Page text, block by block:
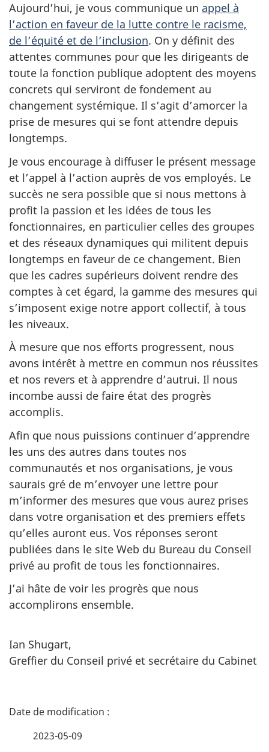
Aujourd’hui, je vous communique un appel à
l’action en faveur de la lutte contre le racisme,
de l’équité et de l’inclusion. On y définit des
attentes communes pour que les dirigeants de
toute la fonction publique adoptent des moyens
concrets qui serviront de fondement au
changement systémique. Il s’agit d’amorcer la
prise de mesures qui se font attendre depuis
longtemps.
Je vous encourage à diffuser le présent message
et l’appel à l’action auprès de vos employés. Le
succès ne sera possible que si nous mettons à
profit la passion et les idées de tous les
fonctionnaires, en particulier celles des groupes
et des réseaux dynamiques qui militent depuis
longtemps en faveur de ce changement. Bien
que les cadres supérieurs doivent rendre des
comptes à cet égard, la gamme des mesures qui
s’imposent exige notre apport collectif, à tous
les niveaux.
À mesure que nos efforts progressent, nous
avons intérêt à mettre en commun nos réussites
et nos revers et à apprendre d’autrui. Il nous
incombe aussi de faire état des progrès
accomplis.
Afin que nous puissions continuer d’apprendre
les uns des autres dans toutes nos
communautés et nos organisations, je vous
saurais gré de m’envoyer une lettre pour
m’informer des mesures que vous aurez prises
dans votre organisation et des premiers effets
qu’elles auront eus. Vos réponses seront
publiées dans le site Web du Bureau du Conseil
privé au profit de tous les fonctionnaires.
J’ai hâte de voir les progrès que nous
accomplirons ensemble.
Ian Shugart,
Greffier du Conseil privé et secrétaire du Cabinet
D
2023-05-09